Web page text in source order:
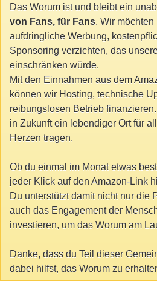
Das Worum ist und bleibt ein
von Fans, für Fans. Wir
aufdringliche Werbung,
Sponsoring verzichten, das
einschränken würde.
Mit den Einnahmen aus dem
können wir Hosting, technische
reibungslosen Betrieb
in Zukunft ein lebendiger Ort für
Herzen tragen.
Ob du einmal im Monat etwas
jeder Klick auf den Amazon-Link
Du unterstützt damit nicht nur die
auch das Engagement der
investieren, um das Worum am
Danke, dass du Teil dieser
dabei hilfst, das Worum zu